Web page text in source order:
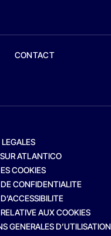
CONTACT
ATLANTICO
COOKIES
CONFIDENTIALITE
AUX COOKIES
GENERALES D’UTILISATION